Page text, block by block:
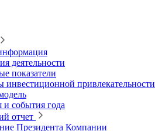
деятельности
показатели
инвестиционной привлекательности
и события года
отчет
Президента Компании